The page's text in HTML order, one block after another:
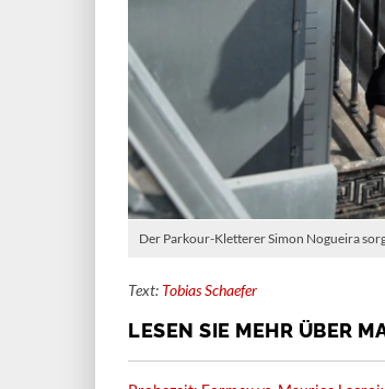
Der Parkour-Kletterer Simon Nogueira
Text: Tobias Schaefer
LESEN SIE MEHR ÜBER